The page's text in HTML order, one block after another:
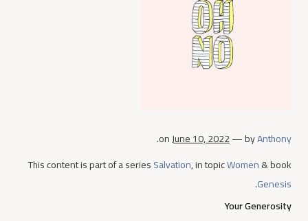
onJune 10, 2022— byAnthony
.
This content is part of a seriesSalvation, in topicWomen& book
Genesis
.
Your Generosity